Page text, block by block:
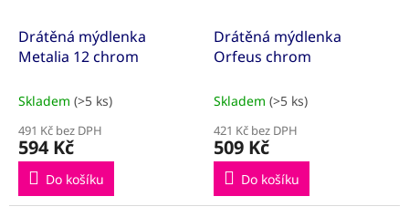
Drátěná mýdlenka
Metalia 12 chrom
Skladem (>5 ks)
491 Kč bez DPH
594 Kč
Do košíku
Drátěná mýdlenka
Orfeus chrom
Skladem (>5 ks)
421 Kč bez DPH
509 Kč
Do košíku